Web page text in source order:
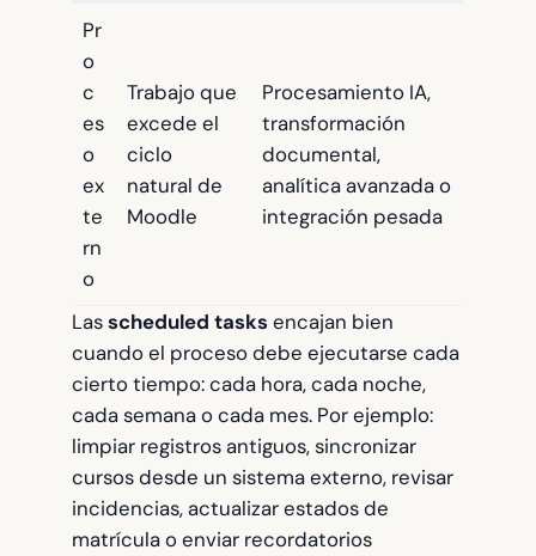
Pr
o
c
es
o
ex
te
rn
o
Trabajo que
excede el
ciclo
natural de
Moodle
Procesamiento IA,
transformación
documental,
analítica avanzada o
integración pesada
Lasscheduled tasks encajan bien
cuando el proceso debe ejecutarse cada
cierto tiempo: cada hora, cada noche,
cada semana o cada mes. Por ejemplo:
limpiar registros antiguos, sincronizar
cursos desde un sistema externo, revisar
incidencias, actualizar estados de
matrícula o enviar recordatorios